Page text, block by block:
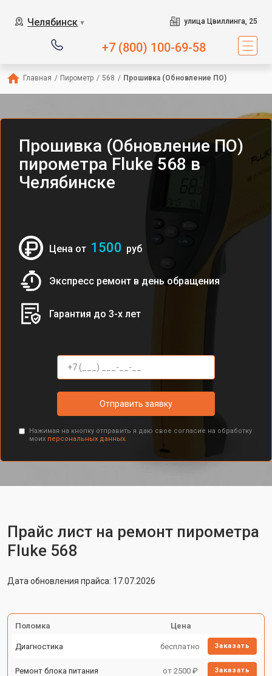
Челябинск ▼ улица Цвиллинга, 25
+7 (800) 100-69-58
Главная / Пирометр / 568 / Прошивка (Обновление ПО)
Прошивка (Обновление ПО)
пирометра Fluke 568 в
Челябинске
Цена от 1500 руб
Экспресс ремонт в день обращения
Гарантия до 3-х лет
Отправить заявку
Нажимая на кнопку отправить я даю свое согласие на обработку
моих персональных данных.
Прайс лист на ремонт пирометра
Fluke 568
Дата обновления прайса: 17.07.2026
Поломка Цена
Диагностика бесплатно Заказать
Ремонт блока питания от 2500 ₽ Заказать